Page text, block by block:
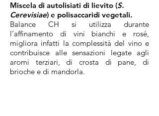
Miscela di autolisiati di lievito (S.
Cerevisiae) e polisaccaridi vegetali.
Balance CH si utilizza durante
l’affinamento di vini bianchi e rosé,
migliora infatti la complessità del vino e
contribuisce alle sensazioni legate agli
aromi terziari, di crosta di pane, di
brioche e di mandorla.